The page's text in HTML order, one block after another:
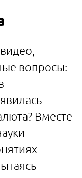
вопросы:
Вместе